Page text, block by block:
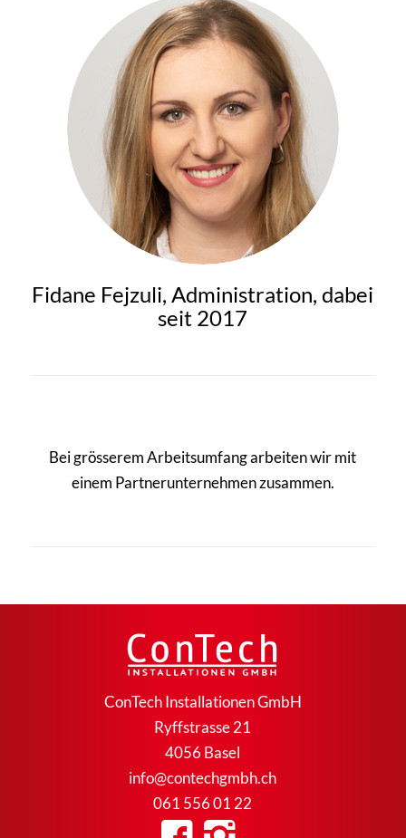
Fidane Fejzuli, Administration, dabei
seit 2017
Bei grösserem Arbeitsumfang arbeiten wir mit
einem Partnerunternehmen zusammen.
ConTech Installationen GmbH
Ryffstrasse 21
4056 Basel
info@contechgmbh.ch
061 556 01 22